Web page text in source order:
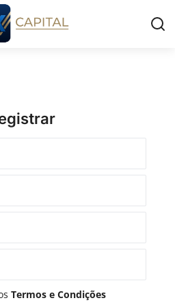
Termos e Condições